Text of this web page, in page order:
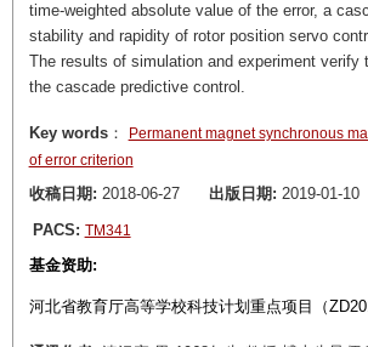
time-weighted absolute value of the error, a
stability and rapidity of rotor position servo
The results of simulation and experiment
the cascade predictive control.
Key words： Permanent magnet synchronous
of error criterion
收稿日期: 2018-06-27 出版日期: 2019-01-10
PACS: TM341
基金资助:
河北省教育厅高等学校科技计划重点项目（